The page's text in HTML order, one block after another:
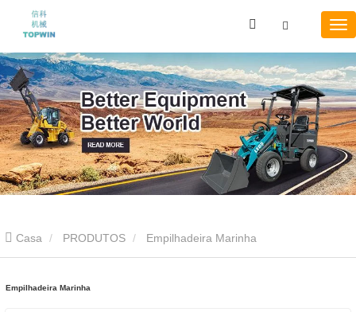
Casa PRODUTOS Empilhadeira Marinha
Empilhadeira Marinha